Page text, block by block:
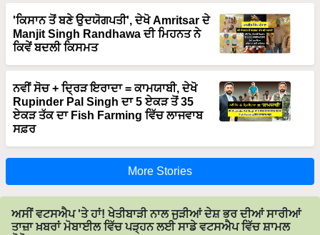
'ਕਿਸਾਨ ਤੋਂ ਬਣੇ ਉਦਯੋਗਪਤੀ', ਦੇਖੋ Amritsar ਦੇ
Manjit Singh Randhawa ਦੀ ਮਿਹਨਤ ਨੇ
ਕਿਵੇਂ ਬਦਲੀ ਕਿਸਮਤ
ਨਵੀਂ ਸੋਚ + ਦ੍ਰਿੜ ਇਰਾਦਾ = ਕਾਮਯਾਬੀ, ਦੇਖੋ
Rupinder Pal Singh ਦਾ 5 ਏਕੜ ਤੋਂ 35
ਏਕੜ ਤੱਕ ਦਾ Fish Farming ਵਿੱਚ ਲਾਜਵਾਬ
ਸਫ਼ਰ
More Stories
ਅਸੀਂ ਵਟਸਐਪ 'ਤੇ ਹਾਂ! ਖੇਤੀਬਾੜੀ ਨਾਲ ਜੁੜੀਆਂ ਦੇਸ਼ ਭਰ ਦੀਆਂ ਸਾਰੀਆਂ
ਤਾਜ਼ਾ ਖ਼ਬਰਾਂ ਮੋਬਾਈਲ ਵਿੱਚ ਪੜ੍ਹਨ ਲਈ ਸਾਡੇ ਵਟਸਐਪ ਵਿੱਚ ਸ਼ਾਮਲ